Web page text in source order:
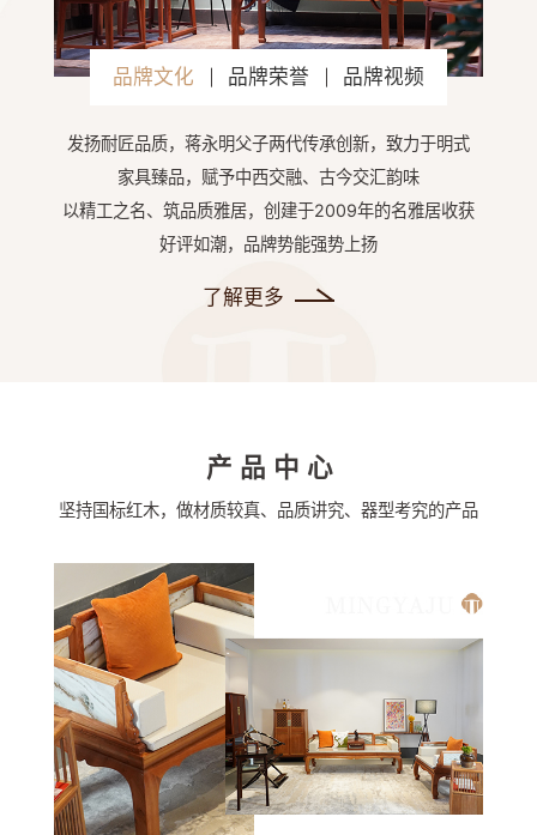
品牌文化 品牌荣誉 品牌视频
发扬耐匠品质，蒋永明父子两代传承创新，致力于明式
家具臻品，赋予中西交融、古今交汇韵味
以精工之名、筑品质雅居，创建于2009年的名雅居收获
好评如潮，品牌势能强势上扬
了解更多
产品中心
坚持国标红木，做材质较真、品质讲究、器型考究的产品